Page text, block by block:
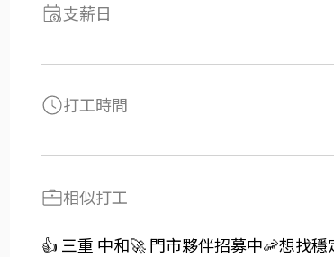
支薪日
打工時間
相似打工